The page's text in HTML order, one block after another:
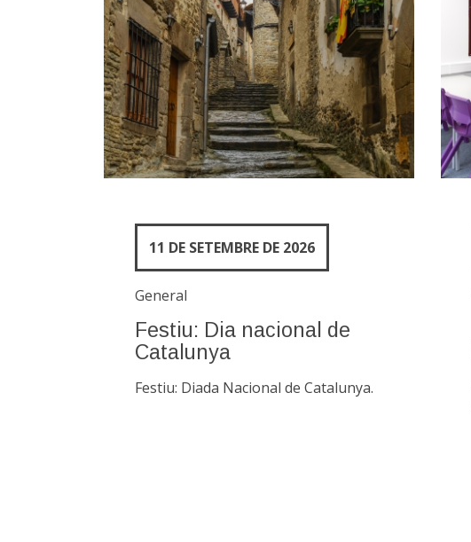
11 DE SETEMBRE DE 2026
General
Festiu: Dia nacional de
Catalunya
Festiu: Diada Nacional de Catalunya.